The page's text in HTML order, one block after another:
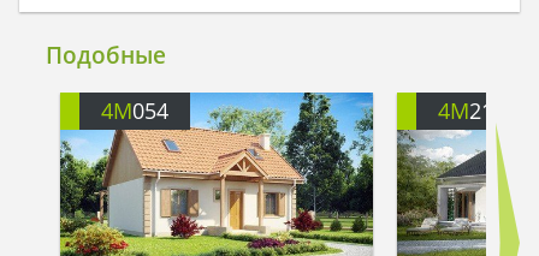
Подобные
4M054 4M218